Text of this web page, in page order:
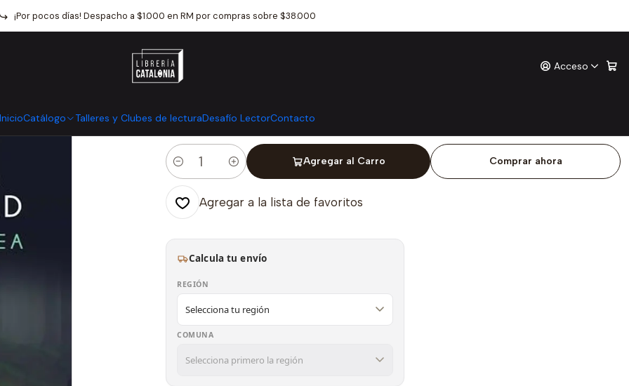
Acceso
InicioCatálogo Talleres y Clubes de lecturaDesafío LectorContacto
¡Por pocos días! Despacho a $1.000 en RM por compras sobre $38.000
Narrativa Novela Negra Y Terror Hay Quienes Eligen La Oscuridad
|
Hay Quienes Eligen La Oscuridad
Mostrar stock de ubicaciones
Cantidad
Agregar al Carro Comprar ahora
Agregar a la lista de favoritos
Calcula tu envío
REGIÓN
COMUNA